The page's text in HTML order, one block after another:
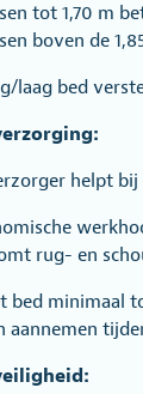
tot 1,70 m
boven de
laag bed
helpt
rug- en
bed minimaal
aannemen